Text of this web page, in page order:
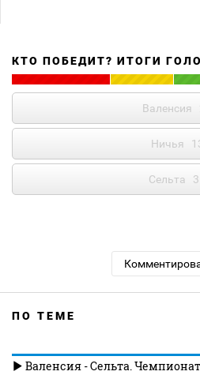
КТО ПОБЕДИТ? ИТОГИ
Валенсия
Ничья
Сельта
ПО ТЕМЕ
Валенсия - Сельта.